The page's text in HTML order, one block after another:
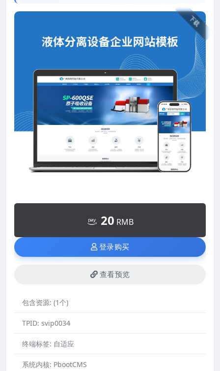
下载
20 RMB
登录购买
查看预览
包含资源: (1个)
TPID: svip0034
终端标签: 自适应
系统内核: PbootCMS